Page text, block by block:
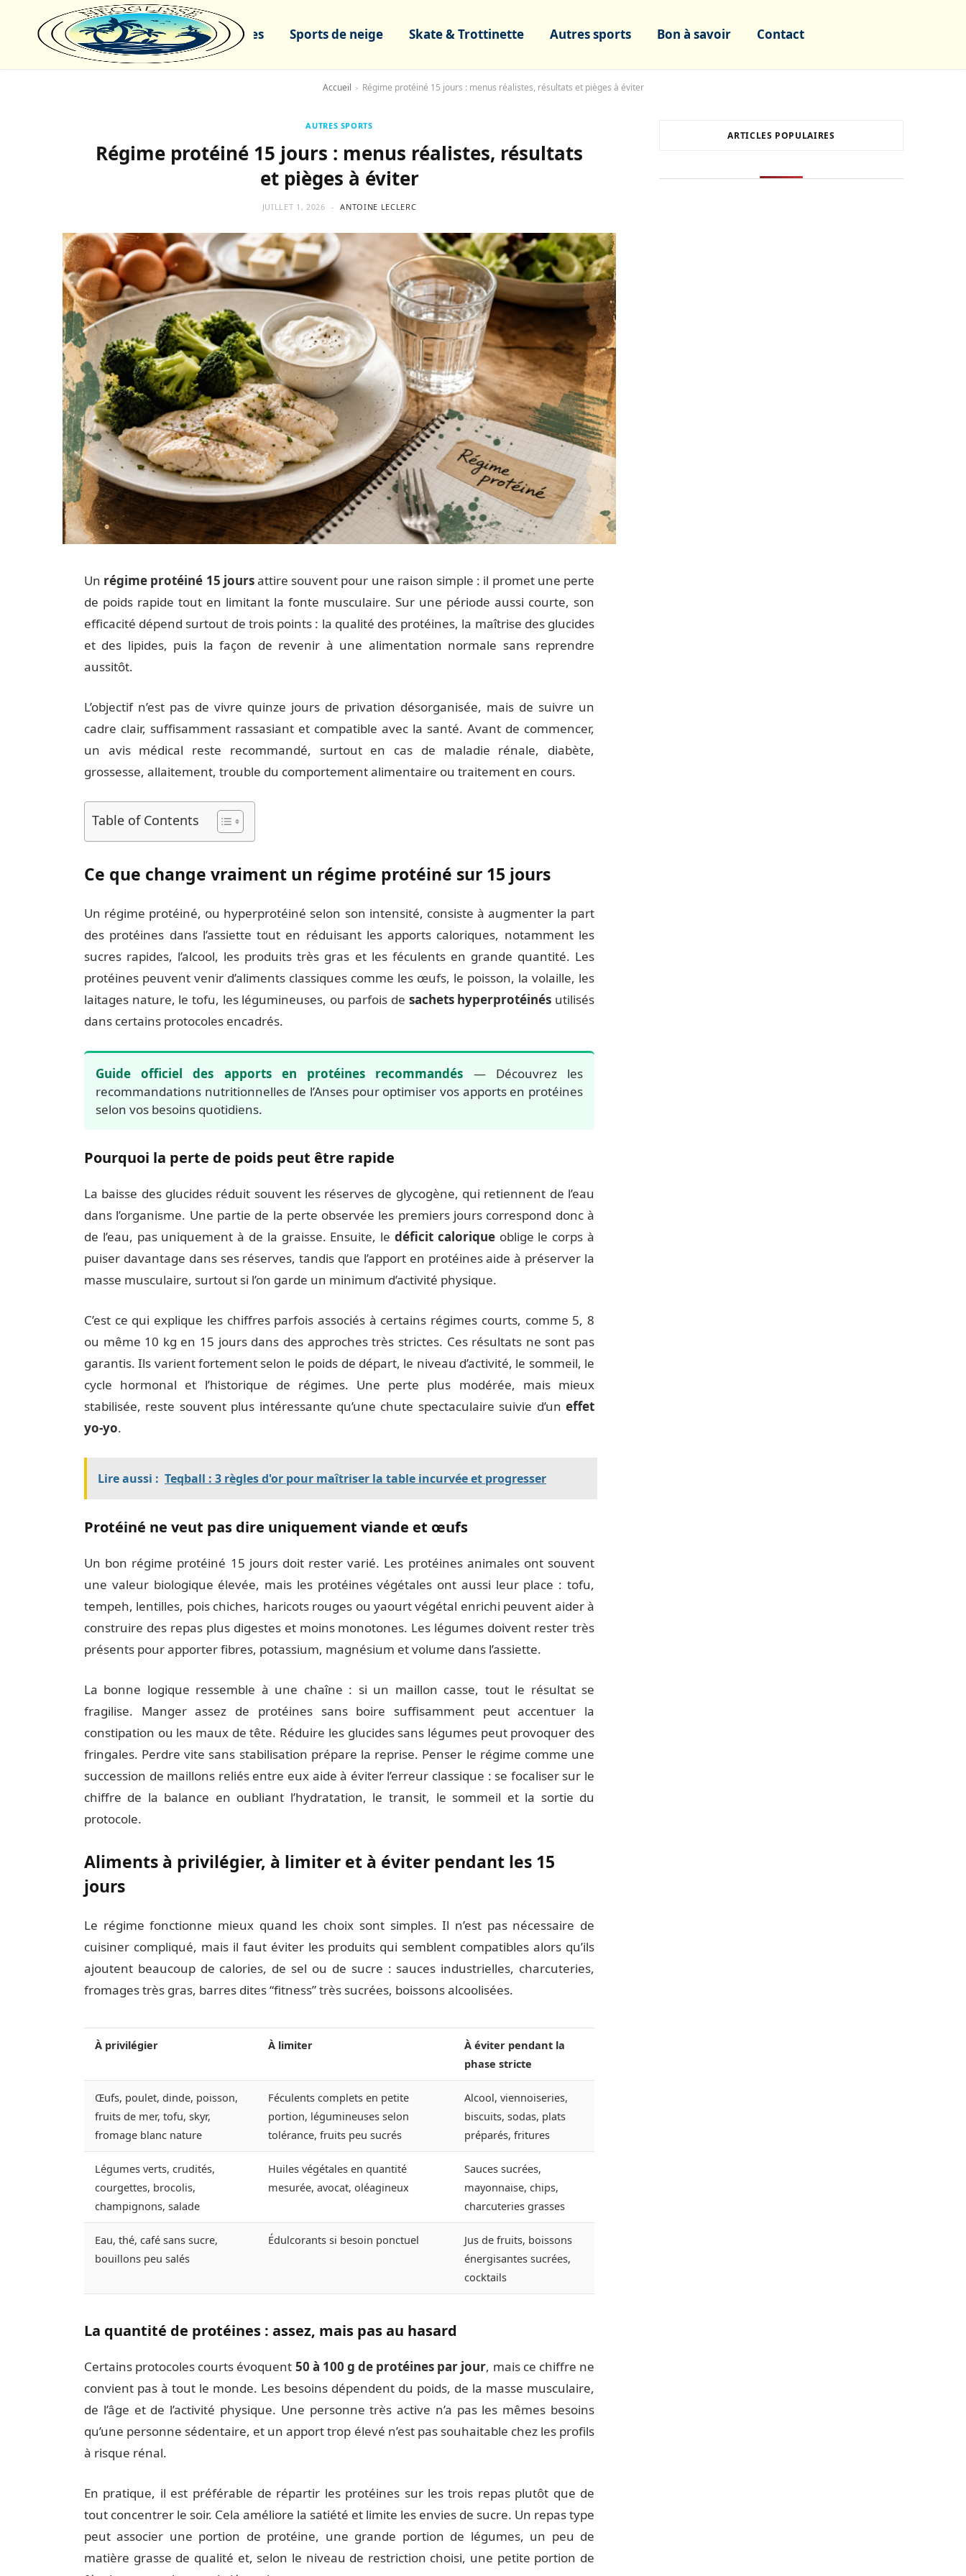
Sports nautiques Sports de neige Skate & Trottinette Autres sports Bon à savoir Contact
Accueil > Régime protéiné 15 jours : menus réalistes, résultats et pièges à éviter
AUTRES SPORTS
Régime protéiné 15 jours : menus réalistes, résultats
et pièges à éviter
JUILLET 1, 2026 ANTOINE LECLERC
Un régime protéiné 15 joursattire souvent pour une raison simple : il promet une perte
de poids rapide tout en limitant la fonte musculaire. Sur une période aussi courte, son
efficacité dépend surtout de trois points : la qualité des protéines, la maîtrise des glucides
et des lipides, puis la façon de revenir à une alimentation normale sans reprendre
aussitôt.
L’objectif n’est pas de vivre quinze jours de privation désorganisée, mais de suivre un
cadre clair, suffisamment rassasiant et compatible avec la santé. Avant de commencer,
un avis médical reste recommandé, surtout en cas de maladie rénale, diabète,
grossesse, allaitement, trouble du comportement alimentaire ou traitement en cours.
Table of Contents
Ce que change vraiment un régime protéiné sur 15 jours
Un régime protéiné, ou hyperprotéiné selon son intensité, consiste à augmenter la part
des protéines dans l’assiette tout en réduisant les apports caloriques, notamment les
sucres rapides, l’alcool, les produits très gras et les féculents en grande quantité. Les
protéines peuvent venir d’aliments classiques comme les œufs, le poisson, la volaille, les
laitages nature, le tofu, les légumineuses, ou parfois de sachets hyperprotéinés utilisés
dans certains protocoles encadrés.
Guide officiel des apports en protéines recommandés — Découvrez les
recommandations nutritionnelles de l’Anses pour optimiser vos apports en protéines
selon vos besoins quotidiens.
Pourquoi la perte de poids peut être rapide
La baisse des glucides réduit souvent les réserves de glycogène, qui retiennent de l’eau
dans l’organisme. Une partie de la perte observée les premiers jours correspond donc à
de l’eau, pas uniquement à de la graisse. Ensuite, ledéficit caloriqueoblige le corps à
puiser davantage dans ses réserves, tandis que l’apport en protéines aide à préserver la
masse musculaire, surtout si l’on garde un minimum d’activité physique.
C’est ce qui explique les chiffres parfois associés à certains régimes courts, comme 5, 8
ou même 10 kg en 15 jours dans des approches très strictes. Ces résultats ne sont pas
garantis. Ils varient fortement selon le poids de départ, le niveau d’activité, le sommeil, le
cycle hormonal et l’historique de régimes. Une perte plus modérée, mais mieux
stabilisée, reste souvent plus intéressante qu’une chute spectaculaire suivie d’uneffet
yo-yo.
Lire aussi : Teqball : 3 règles d'or pour maîtriser la table incurvée et progresser
Protéiné ne veut pas dire uniquement viande et œufs
Un bon régime protéiné 15 jours doit rester varié. Les protéines animales ont souvent
une valeur biologique élevée, mais les protéines végétales ont aussi leur place : tofu,
tempeh, lentilles, pois chiches, haricots rouges ou yaourt végétal enrichi peuvent aider à
construire des repas plus digestes et moins monotones. Les légumes doivent rester très
présents pour apporter fibres, potassium, magnésium et volume dans l’assiette.
La bonne logique ressemble à une chaîne : si un maillon casse, tout le résultat se
fragilise. Manger assez de protéines sans boire suffisamment peut accentuer la
constipation ou les maux de tête. Réduire les glucides sans légumes peut provoquer des
fringales. Perdre vite sans stabilisation prépare la reprise. Penser le régime comme une
succession de maillons reliés entre eux aide à éviter l’erreur classique : se focaliser sur le
chiffre de la balance en oubliant l’hydratation, le transit, le sommeil et la sortie du
protocole.
Aliments à privilégier, à limiter et à éviter pendant les 15
jours
Le régime fonctionne mieux quand les choix sont simples. Il n’est pas nécessaire de
cuisiner compliqué, mais il faut éviter les produits qui semblent compatibles alors qu’ils
ajoutent beaucoup de calories, de sel ou de sucre : sauces industrielles, charcuteries,
fromages très gras, barres dites “fitness” très sucrées, boissons alcoolisées.
À privilégier À limiter
À éviter pendant la
phase stricte
Œufs, poulet, dinde, poisson,
fruits de mer, tofu, skyr,
fromage blanc nature
Féculents complets en petite
portion, légumineuses selon
tolérance, fruits peu sucrés
Alcool, viennoiseries,
biscuits, sodas, plats
préparés, fritures
Légumes verts, crudités,
courgettes, brocolis,
champignons, salade
Huiles végétales en quantité
mesurée, avocat, oléagineux
Sauces sucrées,
mayonnaise, chips,
charcuteries grasses
Eau, thé, café sans sucre,
bouillons peu salés
Édulcorants si besoin ponctuel
Jus de fruits, boissons
énergisantes sucrées,
cocktails
La quantité de protéines : assez, mais pas au hasard
Certains protocoles courts évoquent 50 à 100 g de protéines par jour, mais ce chiffre ne
convient pas à tout le monde. Les besoins dépendent du poids, de la masse musculaire,
de l’âge et de l’activité physique. Une personne très active n’a pas les mêmes besoins
qu’une personne sédentaire, et un apport trop élevé n’est pas souhaitable chez les profils
à risque rénal.
En pratique, il est préférable de répartir les protéines sur les trois repas plutôt que de
tout concentrer le soir. Cela améliore la satiété et limite les envies de sucre. Un repas type
peut associer une portion de protéine, une grande portion de légumes, un peu de
matière grasse de qualité et, selon le niveau de restriction choisi, une petite portion de
ARTICLES POPULAIRES